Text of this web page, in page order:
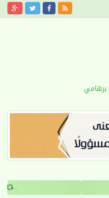
برهامي
السلوكي ›